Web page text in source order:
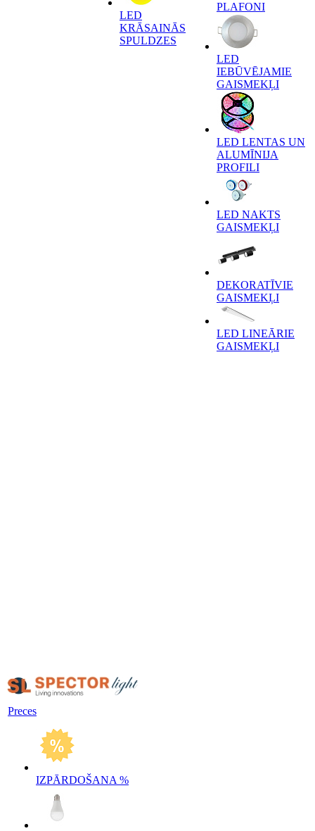
LED
KRĀSAINĀS
SPULDZES
PLAFONI
LED
IEBŪVĒJAMIE
GAISMEKĻI
LED LENTAS UN
ALUMĪNIJA
PROFILI
LED NAKTS
GAISMEKĻI
DEKORATĪVIE
GAISMEKĻI
LED LINEĀRIE
GAISMEKĻI
Preces
IZPĀRDOŠANA %